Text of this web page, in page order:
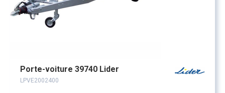
Porte-voiture 39740 Lider
LPVE2002400